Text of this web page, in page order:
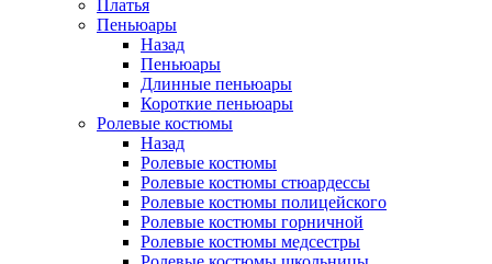
Платья
Пеньюары
Назад
Пеньюары
Длинные пеньюары
Короткие пеньюары
Ролевые костюмы
Назад
Ролевые костюмы
Ролевые костюмы стюардессы
Ролевые костюмы полицейского
Ролевые костюмы горничной
Ролевые костюмы медсестры